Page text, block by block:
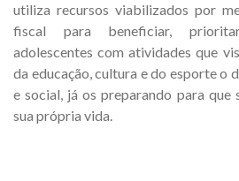
utiliza recursos viabilizados por
fiscal para beneficiar,
adolescentes com atividades que
da educação, cultura e do esporte o
e social, já os preparando para que
sua própria vida.